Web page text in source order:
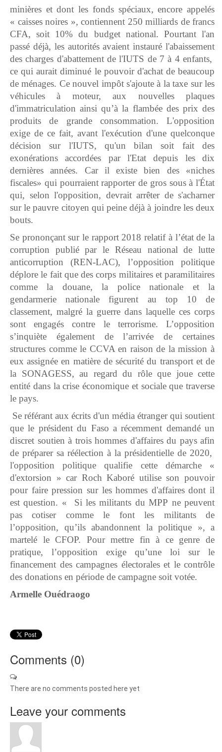
minières et dont les fonds spéciaux, encore appelés
« caisses noires », contiennent 250 milliards de francs
CFA, soit 10% du budget national. Pourtant l'an
passé déjà, les autorités avaient instauré l'abaissement
des charges d'abattement de l'IUTS de 7 à 4 enfants,
ce qui aurait diminué le pouvoir d'achat de beaucoup
de ménages. Ce nouvel impôt s'ajoute à la taxe sur les
véhicules à moteur, aux nouvelles plaques
d'immatriculation ainsi qu’à la flambée des prix des
produits de grande consommation. L'opposition
exige de ce fait, avant l'exécution d'une quelconque
décision sur l'IUTS, qu'un bilan soit fait des
exonérations accordées par l'Etat depuis les dix
dernières années. Car il existe bien des «niches
fiscales» qui pourraient rapporter de gros sous à l'État
qui, selon l'opposition, devrait arrêter de s'acharner
sur le pauvre citoyen qui peine déjà à joindre les deux
bouts.
Se prononçant sur le rapport 2018 relatif à l’état de la
corruption publié par le Réseau national de lutte
anticorruption (REN-LAC), l’opposition politique
déplore le fait que des corps militaires et paramilitaires
comme la douane, la police nationale et la
gendarmerie nationale figurent au top 10 de
classement, malgré la guerre dans laquelle ces corps
sont engagés contre le terrorisme. L’opposition
s’inquiète également de l’arrivée de certaines
structures comme le CCVA en raison de la mission à
eux assignée en matière de sécurité du transport et de
la SONAGESS, au regard du rôle que joue cette
entité dans la crise économique et sociale que traverse
le pays.
Se référant aux écrits d'un média étranger qui soutient
que le président du Faso a récemment demandé un
discret soutien à trois hommes d'affaires du pays afin
de préparer sa réélection à la présidentielle de 2020,
l'opposition politique qualifie cette démarche «
d'extorsion » car Roch Kaboré utilise son pouvoir
pour faire pression sur les hommes d'affaires dont il
est question. « Si les militants du MPP ne peuvent
pas cotiser comme le font les militants de
l’opposition, qu’ils abandonnent la politique », a
martelé le CFOP. Pour mettre fin à ce genre de
pratique, l’opposition exige qu’une loi sur le
financement des campagnes électorales et le contrôle
des donations en période de campagne soit votée.
Armelle Ouédraogo
Comments (0)
There are no comments posted here yet
Leave your comments